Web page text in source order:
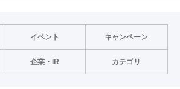
イベント キャンペーン
企業・IR カテゴリ